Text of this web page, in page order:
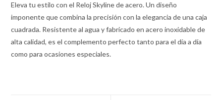
Eleva tu estilo con el Reloj Skyline de acero. Un diseño
imponente que combina la precisión con la elegancia de una caja
cuadrada. Resistente al agua y fabricado en acero inoxidable de
alta calidad, es el complemento perfecto tanto para el día a día
como para ocasiones especiales.